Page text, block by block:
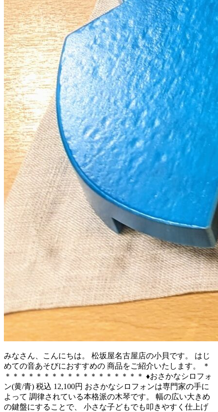
みなさん、こんにちは。 松坂屋名古屋店の小貝です。 はじ
めての音あそびにおすすめの 商品をご紹介いたします。 ＊
＊＊＊＊＊＊＊＊＊＊＊＊＊＊＊＊＊＊ ♦おさかなシロフォ
ン(黄/青) 税込 12,100円 おさかなシロフォンは専門家の手に
よって 調律されている本格派の木琴です。 幅の広い大きめ
の鍵盤にすることで、 小さな子どもでも叩きやすく仕上げ